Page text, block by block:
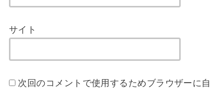
サイト
次回のコメントで使用するためブラウザーに自